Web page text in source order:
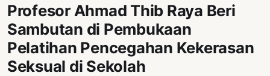
Profesor Ahmad Thib Raya Beri
Sambutan di Pembukaan
Pelatihan Pencegahan Kekerasan
Seksual di Sekolah